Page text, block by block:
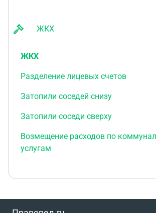
ЖКХ
ЖКХ
Разделение лицевых счетов
Затопили соседей снизу
Затопили соседи сверху
Возмещение расходов по
услугам